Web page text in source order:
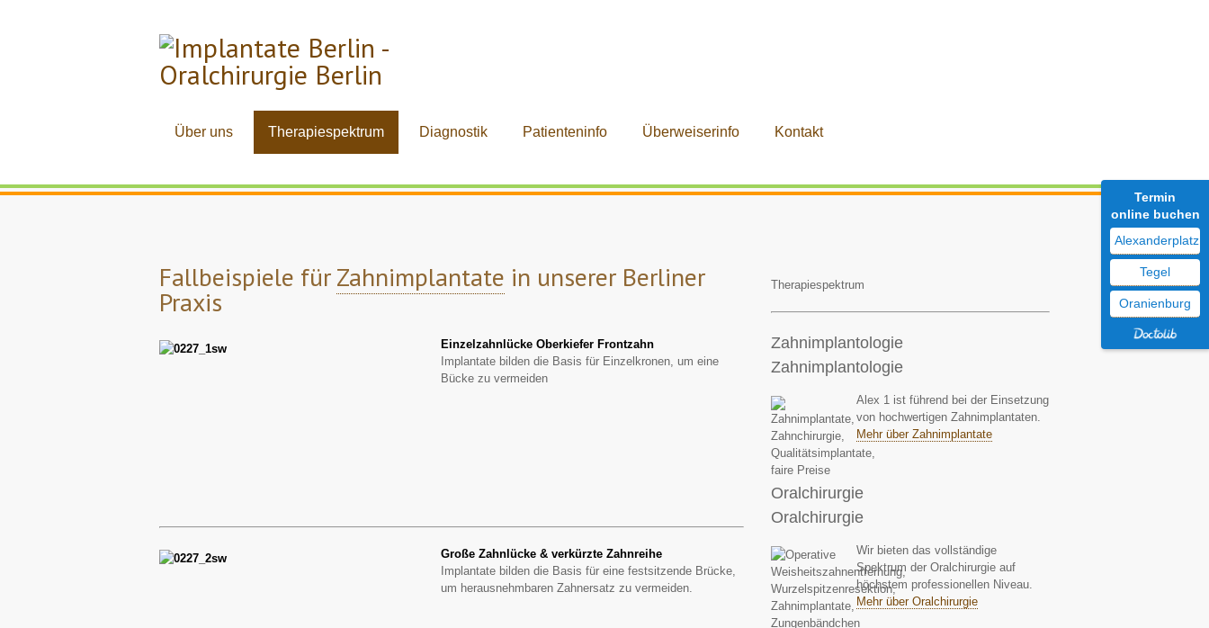
Über uns Therapiespektrum Diagnostik Patienteninfo Überweiserinfo Kontakt
Fallbeispiele fürZahnimplantate in unserer Berliner
Praxis
Einzelzahnlücke Oberkiefer Frontzahn
Implantate bilden die Basis für Einzelkronen, um eine
Bücke zu vermeiden
Große Zahnlücke & verkürzte Zahnreihe
Implantate bilden die Basis für eine festsitzende Brücke,
um herausnehmbaren Zahnersatz zu vermeiden.
Therapiespektrum
Zahnimplantologie
Zahnimplantologie
Alex 1 ist führend bei der Einsetzung
von hochwertigen Zahnimplantaten.
Mehr über Zahnimplantate
Oralchirurgie
Oralchirurgie
Wir bieten das vollständige
Spektrum der Oralchirurgie auf
höchstem professionellen Niveau.
Mehr über Oralchirurgie
Termin
online buchen
Alexanderplatz
Tegel
Oranienburg